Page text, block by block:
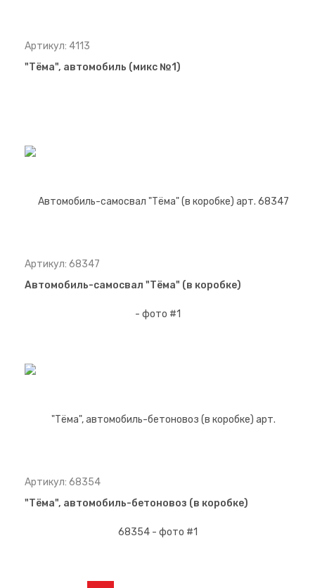
Артикул: 4113
"Тёма", автомобиль (микс №1)
Артикул: 68347
Автомобиль-самосвал "Тёма" (в коробке)
Артикул: 68354
"Тёма", автомобиль-бетоновоз (в коробке)